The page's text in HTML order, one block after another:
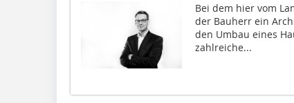
Bei dem hier vom
der Bauherr ein
den Umbau eines
zahlreiche...